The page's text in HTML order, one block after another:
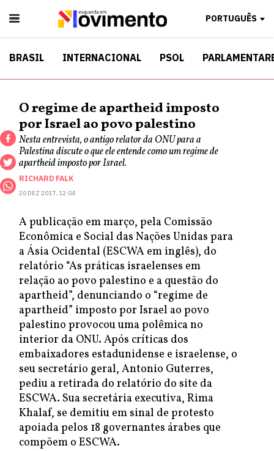
PORTUGUÊS
BRASIL INTERNACIONAL PSOL
O regime de apartheid imposto
por Israel ao povo palestino
Nesta entrevista, o antigo relator da ONU para a
Palestina discute o que ele entende como um regime de
apartheid imposto por Israel.
RICHARD FALK
20 DEZ 2017, 12:04
A publicação em março, pela Comissão
Econômica e Social das Nações Unidas para
a Ásia Ocidental (ESCWA em inglês), do
relatório “As práticas israelenses em
relação ao povo palestino e a questão do
apartheid”, denunciando o “regime de
apartheid” imposto por Israel ao povo
palestino provocou uma polêmica no
interior da ONU. Após críticas dos
embaixadores estadunidense e israelense, o
seu secretário geral, Antonio Guterres,
pediu a retirada do relatório do site da
ESCWA. Sua secretária executiva, Rima
Khalaf, se demitiu em sinal de protesto
apoiada pelos 18 governantes árabes que
compõem o ESCWA.